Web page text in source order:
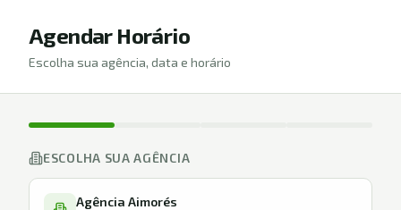
Agendar Horário
Escolha sua agência, data e horário
ESCOLHA SUA AGÊNCIA
Agência Aimorés